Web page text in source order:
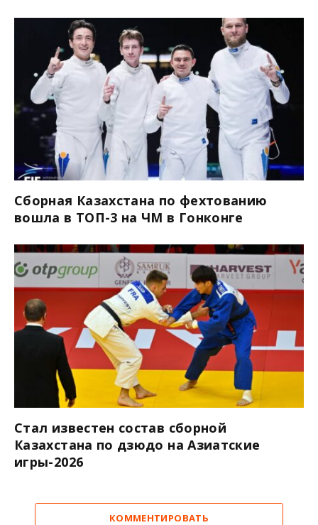
Сборная Казахстана по фехтованию
вошла в ТОП-3 на ЧМ в Гонконге
Стал известен состав сборной
Казахстана по дзюдо на Азиатские
игры-2026
КОММЕНТИРОВАТЬ